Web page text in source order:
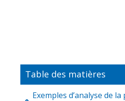
Table des matières
Exemples d’analyse de